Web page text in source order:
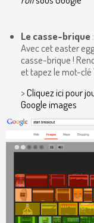
Le casse-brique:
Avec cet easter
casse-brique !
et tapez le mot-clé
>Cliquez ici pour
Google images